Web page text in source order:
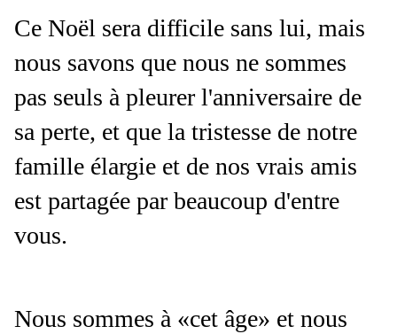
Ce Noël sera difficile sans lui, mais
nous savons que nous ne sommes
pas seuls à pleurer l'anniversaire de
sa perte, et que la tristesse de notre
famille élargie et de nos vrais amis
est partagée par beaucoup d'entre
vous.
Nous sommes à «cet âge» et nous